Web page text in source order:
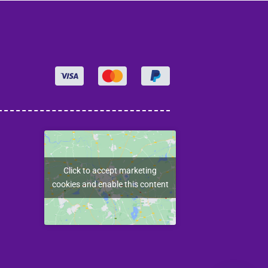
Click to accept marketing
cookies and enable this content